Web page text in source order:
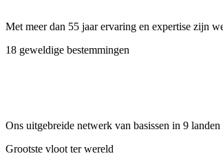
Met meer dan 55 jaar ervaring en expertise zijn
18 geweldige bestemmingen
Ons uitgebreide netwerk van basissen in 9
Grootste vloot ter wereld